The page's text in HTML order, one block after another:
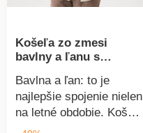
Košeľa zo zmesi
bavlny a ľanu s
Bavlna a ľan: to je
najlepšie spojenie nielen
na letné obdobie. Košeľa
na zapínanie s krátkymi